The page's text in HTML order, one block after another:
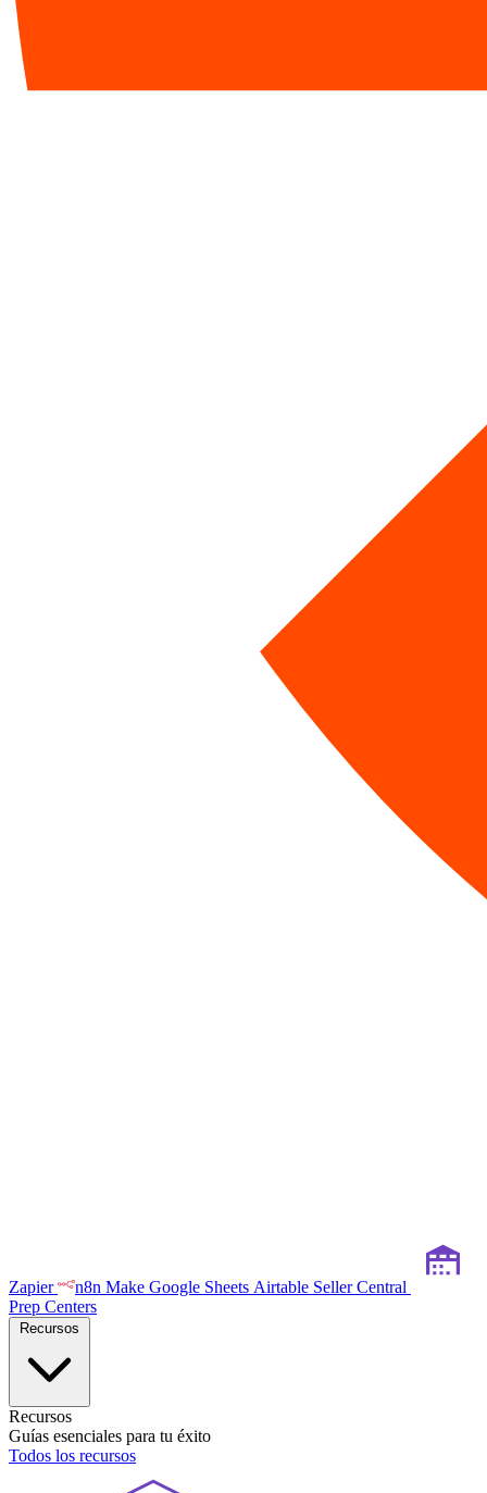
Zapier n8n Make Google Sheets Airtable Seller Central
Prep Centers
Recursos
Guías esenciales para tu éxito
Todos los recursos